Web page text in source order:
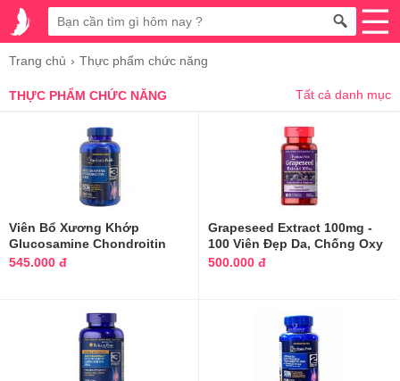
Trang chủ Thực phẩm chức năng
THỰC PHẨM CHỨC NĂNG Tất cả danh mục
Viên Bổ Xương Khớp
Glucosamine Chondroitin
MSM Puritan's Mỹ 240 viên
545.000 đ
Grapeseed Extract 100mg -
100 Viên Đẹp Da, Chống Oxy
Hóa
500.000 đ